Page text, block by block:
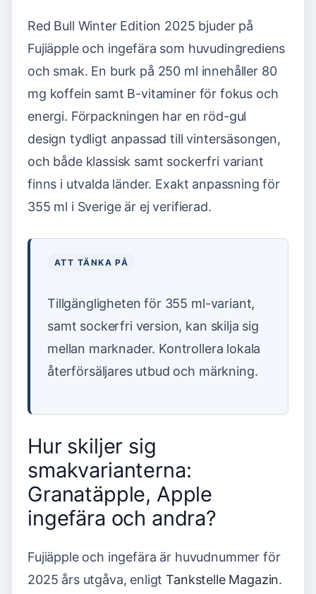
Red Bull Winter Edition 2025 bjuder på
Fujiäpple och ingefära som huvudingrediens
och smak. En burk på 250 ml innehåller 80
mg koffein samt B-vitaminer för fokus och
energi. Förpackningen har en röd-gul
design tydligt anpassad till vintersäsongen,
och både klassisk samt sockerfri variant
finns i utvalda länder. Exakt anpassning för
355 ml i Sverige är ej verifierad.
ATT TÄNKA PÅ
Tillgängligheten för 355 ml-variant,
samt sockerfri version, kan skilja sig
mellan marknader. Kontrollera lokala
återförsäljares utbud och märkning.
Hur skiljer sig
smakvarianterna:
Granatäpple, Apple
ingefära och andra?
Fujiäpple och ingefära är huvudnummer för
2025 års utgåva, enligtTankstelle Magazin.